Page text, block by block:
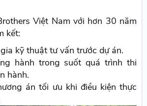
Việt Nam với hơn 30 năm
kết:
kỹ thuật tư vấn trước dự án.
hành trong suốt quá trình thi
hành.
án tối ưu khi điều kiện thực